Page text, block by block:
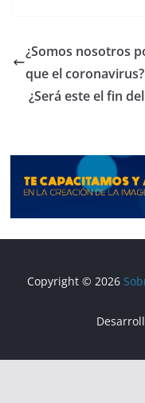
e
b
o
k
gr
a
m
¿Somos nosotros
que el coronavirus?
¿Será este el fin
Copyright © 2026